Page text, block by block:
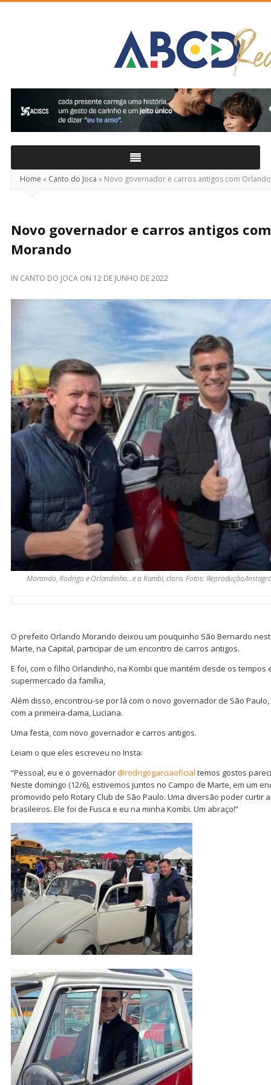
Home » Canto do Joca » Novo governador e carros antigos com
Novo governador e carros antigos
Morando
IN CANTO DO JOCA ON 12 DE JUNHO DE 2022
Morando, Rodrigo e Orlandinho...e a Kombi, claro. Fotos: Reprodução/
O prefeito Orlando Morando deixou um pouquinho São Bernardo
Marte, na Capital, participar de um encontro de carros antigos.
E foi, com o filho Orlandinho, na Kombi que mantém desde os
supermercado da família,
Além disso, encontrou-se por lá com o novo governador de São
com a primeira-dama, Luciana.
Uma festa, com novo governador e carros antigos.
Leiam o que eles escreveu no Insta:
“Pessoal, eu e o governador@rodrigogarciaoficial temos gostos
Neste domingo (12/6), estivemos juntos no Campo de Marte, em um
promovido pelo Rotary Club de São Paulo. Uma diversão poder curtir
brasileiros. Ele foi de Fusca e eu na minha Kombi. Um abraço!”